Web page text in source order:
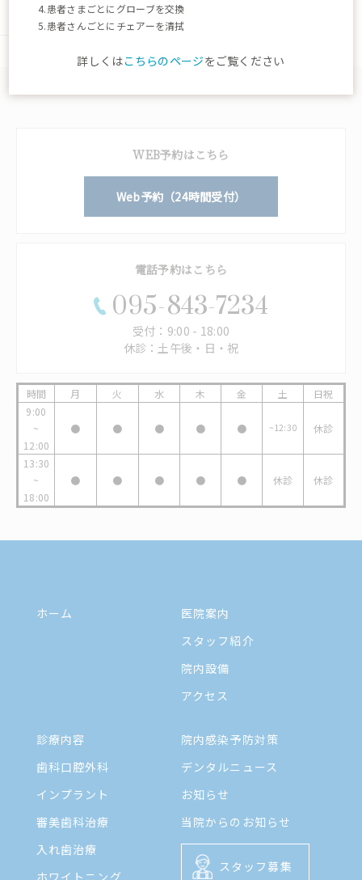
2023.02.28
WEB予約はこちら
Web予約（24時間受付）
電話予約はこちら
095-843-7234
受付：9:00 - 18:00
休診：土午後・日・祝
時間 月 火 水 木 金 土
日祝
9:00
~
12:00
● ● ● ● ● ~12:30 休診
13:30
~
18:00
● ● ● ● ● 休診 休診
ホーム
医院案内
スタッフ紹介
院内設備
アクセス
診療内容
歯科口腔外科
インプラント
審美歯科治療
入れ歯治療
ホワイトニング
院内感染予防対策
デンタルニュース
お知らせ
当院からのお知らせ
スタッフ募集
4.患者さまごとにグローブを交換
5.患者さんごとにチェアーを清拭
詳しくはこちらのページをご覧ください